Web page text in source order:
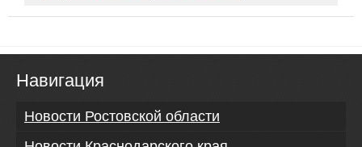
Навигация
Новости Ростовской области